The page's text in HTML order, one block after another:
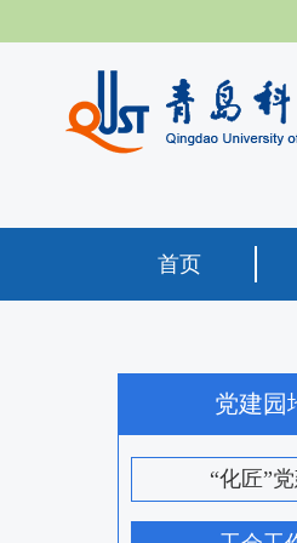
首页
党建园
“化匠”